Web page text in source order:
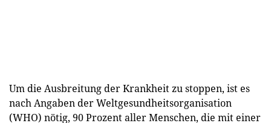
Um die Ausbreitung der Krankheit zu stoppen, ist es
nach Angaben der Weltgesundheitsorganisation
(WHO) nötig, 90 Prozent aller Menschen, die mit einer